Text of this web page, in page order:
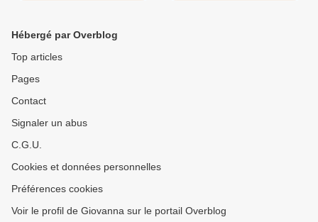
Hébergé par Overblog
Top articles
Pages
Contact
Signaler un abus
C.G.U.
Cookies et données personnelles
Préférences cookies
Voir le profil de Giovanna sur le portail Overblog